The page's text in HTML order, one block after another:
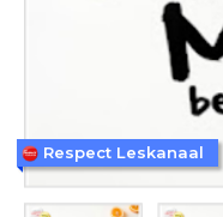
Respect Leskanaal